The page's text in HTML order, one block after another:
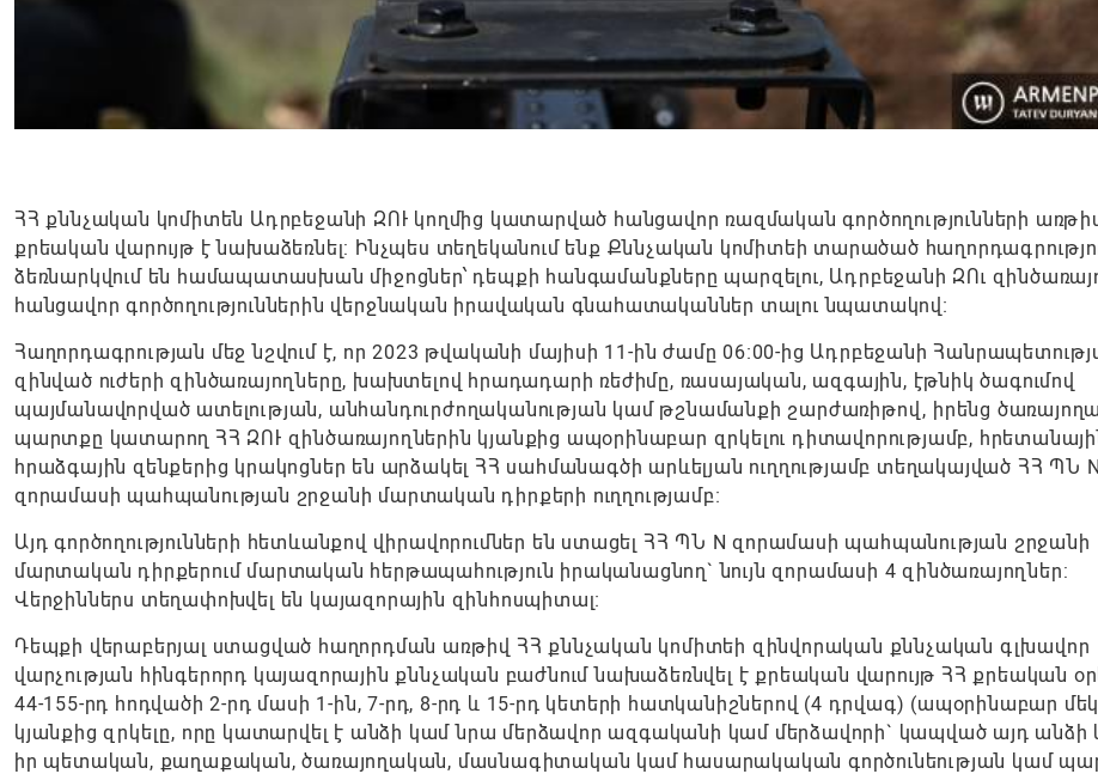
ՀՀ քննչական կոմիտեն Ադրբեջանի ԶՈՒ կողմից կատարված հանցավոր ռազմական գործողությունների
քրեական վարույթ է նախաձեռնել: Ինչպես տեղեկանում ենք Քննչական կոմիտեի տարածած
ձեռնարկվում են համապատասխան միջոցներ՝ դեպքի հանգամանքները պարզելու, Ադրբեջանի ԶՈւ
հանցավոր գործողություններին վերջնական իրավական գնահատականներ տալու նպատակով։
Հաղորդագրության մեջ նշվում է, որ 2023 թվականի մայիսի 11-ին ժամը 06։00-ից Ադրբեջանի
զինված ուժերի զինծառայողները, խախտելով հրադադարի ռեժիմը, ռասայական, ազգային, էթնիկ ծագումով
պայմանավորված ատելության, անհանդուրժողականության կամ թշնամանքի շարժառիթով, իրենց
պարտքը կատարող ՀՀ ԶՈՒ զինծառայողներին կյանքից ապօրինաբար զրկելու դիտավորությամբ,
հրաձգային զենքերից կրակոցներ են արձակել ՀՀ սահմանագծի արևելյան ուղղությամբ տեղակայված ՀՀ ՊՆ N
զորամասի պահպանության շրջանի մարտական դիրքերի ուղղությամբ։
Այդ գործողությունների հետևանքով վիրավորումներ են ստացել ՀՀ ՊՆ N զորամասի պահպանության շրջանի
մարտական դիրքերում մարտական հերթապահություն իրականացնող` նույն զորամասի 4 զինծառայողներ:
Վերջիններս տեղափոխվել են կայազորային զինհոսպիտալ։
Դեպքի վերաբերյալ ստացված հաղորդման առթիվ ՀՀ քննչական կոմիտեի զինվորական քննչական գլխավոր
վարչության հինգերորդ կայազորային քննչական բաժնում նախաձեռնվել է քրեական վարույթ ՀՀ քրեական
44-155-րդ հոդվածի 2-րդ մասի 1-ին, 7-րդ, 8-րդ և 15-րդ կետերի հատկանիշներով (4 դրվագ) (ապօրինաբար մեկ
կյանքից զրկելը, որը կատարվել է անձի կամ նրա մերձավոր ազգականի կամ մերձավորի` կապված այդ անձի
իր պետական, քաղաքական, ծառայողական, մասնագիտական կամ հասարակական գործունեության կամ